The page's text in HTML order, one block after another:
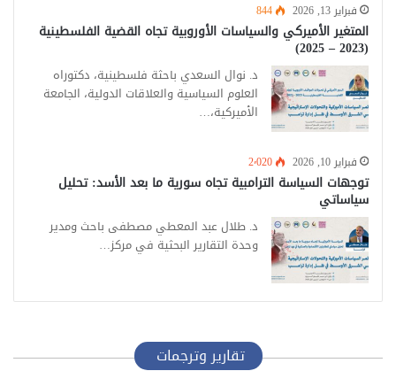
فبراير 13, 2026 844
المتغير الأميركي والسياسات الأوروبية تجاه القضية الفلسطينية
(2023 – 2025)
د. نوال السعدي باحثة فلسطينية، دكتوراه
العلوم السياسية والعلاقات الدولية، الجامعة
الأميركية،…
فبراير 10, 2026 2٬020
توجهات السياسة الترامبية تجاه سورية ما بعد الأسد: تحليل
سياساتي
د. طلال عبد المعطي مصطفى باحث ومدير
وحدة التقارير البحثية في مركز…
تقارير وترجمات